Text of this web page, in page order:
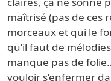
maîtrisé (pas de ces
morceaux et qui le
qu’il faut de
manque pas de
vouloir s’enfermer